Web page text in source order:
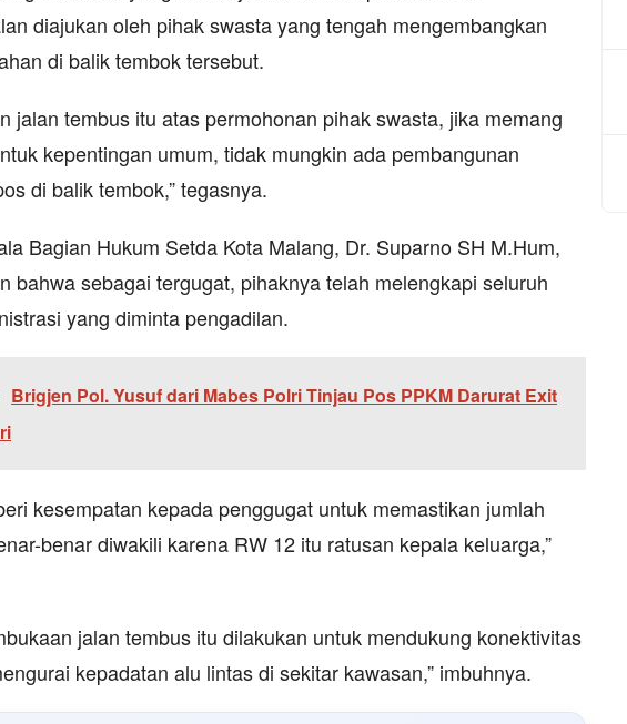
diajukan oleh pihak swasta yang tengah mengembangkan
di balik tembok tersebut.
jalan tembus itu atas permohonan pihak swasta, jika memang
kepentingan umum, tidak mungkin ada pembangunan
di balik tembok,” tegasnya.
Bagian Hukum Setda Kota Malang, Dr. Suparno SH M.Hum,
bahwa sebagai tergugat, pihaknya telah melengkapi seluruh
yang diminta pengadilan.
Brigjen Pol. Yusuf dari Mabes Polri Tinjau Pos PPKM Darurat Exit
kesempatan kepada penggugat untuk memastikan jumlah
benar diwakili karena RW 12 itu ratusan kepala keluarga,”
jalan tembus itu dilakukan untuk mendukung konektivitas
kepadatan alu lintas di sekitar kawasan,” imbuhnya.